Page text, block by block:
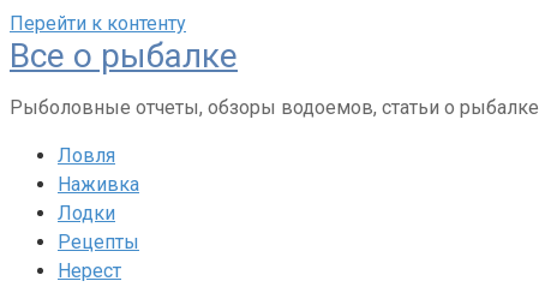
Перейти к контенту
Все о рыбалке
Рыболовные отчеты, обзоры водоемов, статьи о рыбалке
Ловля
Наживка
Лодки
Рецепты
Нерест